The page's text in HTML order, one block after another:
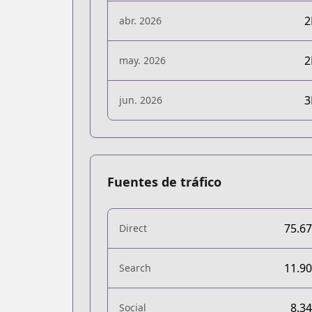
abr. 2026
may. 2026
jun. 2026
Fuentes de tráfico
Direct
Search
Social